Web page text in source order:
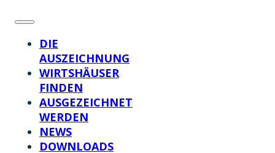
DIE
AUSZEICHNUNG
WIRTSHÄUSER
FINDEN
AUSGEZEICHNET
WERDEN
NEWS
DOWNLOADS